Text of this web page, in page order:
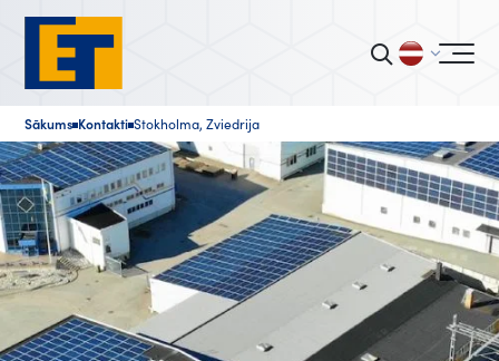
Sākums■Kontakti■Stokholma, Zviedrija